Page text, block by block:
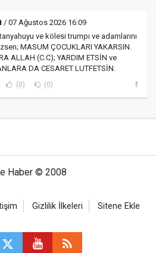
/ 07 Ağustos 2026 16:09
ve kölesi trumpı ve adamlarını
MASUM ÇOCUKLARI YAKARSIN.
ALLAH (C.C); YARDIM ETSİN ve
DA CESARET LUTFETSİN.
(0) (0)
Haber © 2008
Gizlilik İlkeleri Sitene Ekle